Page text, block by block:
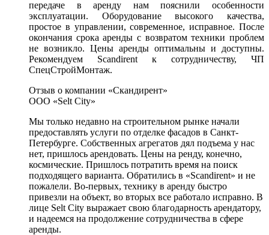
передаче в аренду нам пояснили особенности
эксплуатации. Оборудование высокого качества,
простое в управлении, современное, исправное. После
окончания срока аренды с возвратом техники проблем
не возникло. Цены аренды оптимальны и доступны.
Рекомендуем Scandirent к сотрудничеству, ЧП
СпецСтройМонтаж.
Отзыв о компании «Скандирент»
ООО «Selt City»
Мы только недавно на строительном рынке начали
предоставлять услуги по отделке фасадов в Санкт-
Петербурге. Собственных агрегатов дял подъема у нас
нет, пришлось арендовать. Цены на ренду, конечно,
космические. Пришлось потратить время на поиск
подходящего варианта. Обратились в «Scandirent» и не
пожалели. Во-первых, технику в аренду быстро
привезли на объект, во вторых все работало исправно. В
лице Selt City выражает свою благодарность арендатору,
и надеемся на продолжение сотрудничества в сфере
аренды.